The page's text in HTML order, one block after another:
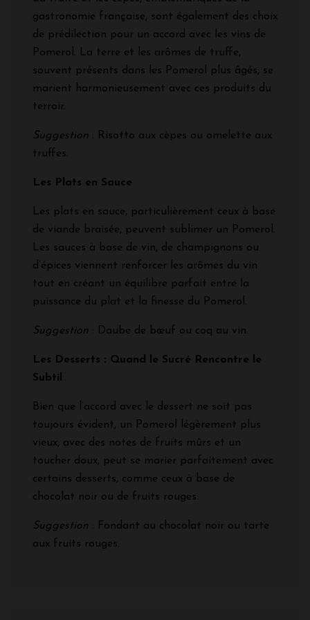
gastronomie française, sont également des choix
de prédilection pour un accord avec les vins de
Pomerol. La terre et les arômes de truffe,
souvent présents dans les Pomerol plus âgés, se
marient harmonieusement avec ces produits du
terroir.
Suggestion : Risotto aux cèpes ou omelette aux
truffes.
Les Plats en Sauce
Les plats en sauce, particulièrement ceux à base
de viande braisée, peuvent sublimer un Pomerol.
Les sauces à base de vin, de champignons ou
d’épices viennent renforcer les arômes du vin
tout en créant un équilibre parfait entre la
puissance du plat et la finesse du Pomerol.
Suggestion : Daube de bœuf ou coq au vin.
Les Desserts : Quand le Sucré Rencontre le
Subtil
Bien que l’accord avec le dessert ne soit pas
toujours évident, un Pomerol légèrement plus
vieux, avec des notes de fruits mûrs et un
toucher doux, peut se marier parfaitement avec
certains desserts, comme ceux à base de
chocolat noir ou de fruits rouges.
Suggestion : Fondant au chocolat noir ou tarte
aux fruits rouges.